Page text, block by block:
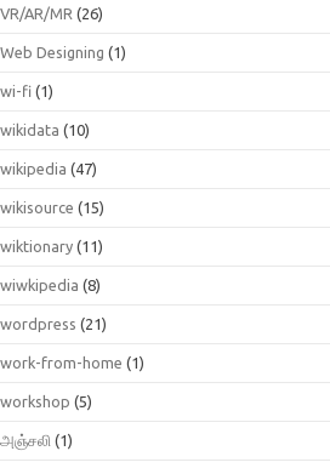
VR/AR/MR (26)
Web Designing (1)
wi-fi (1)
wikidata (10)
wikipedia (47)
wikisource (15)
wiktionary (11)
wiwkipedia (8)
wordpress (21)
work-from-home (1)
workshop (5)
அஞ்சலி (1)